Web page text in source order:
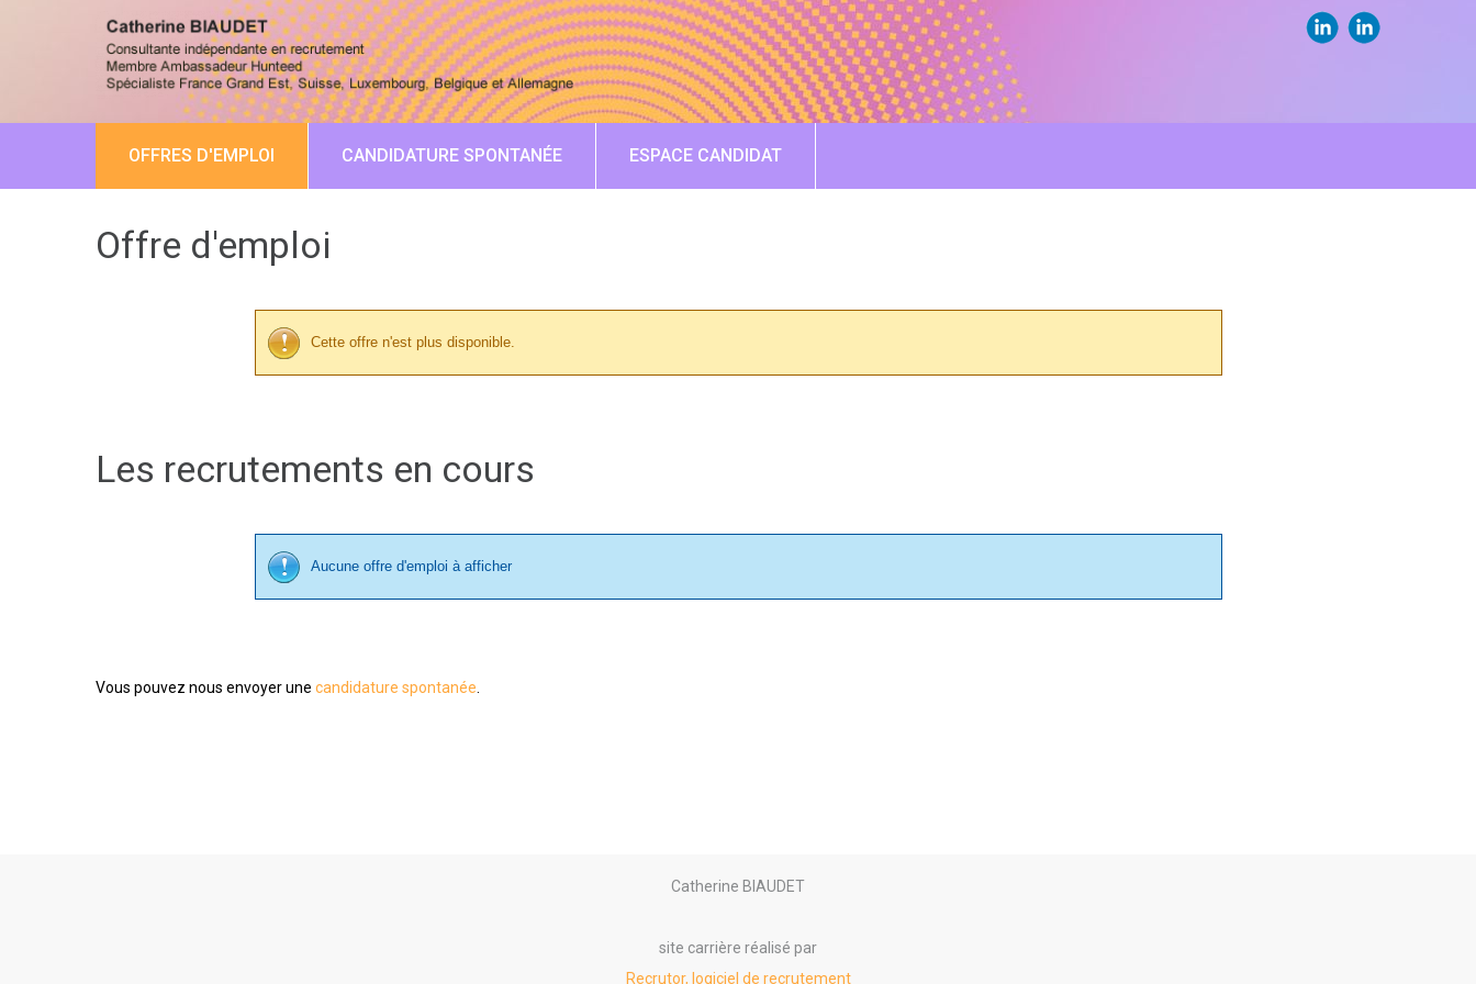
OFFRES D'EMPLOI CANDIDATURE SPONTANÉE ESPACE CANDIDAT
Offre d'emploi
Cette offre n'est plus disponible.
Les recrutements en cours
Aucune offre d'emploi à afficher
Vous pouvez nous envoyer une candidature spontanée
Catherine BIAUDET
site carrière réalisé par
Recrutor, logiciel de recrutement